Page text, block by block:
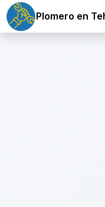
Plomero en